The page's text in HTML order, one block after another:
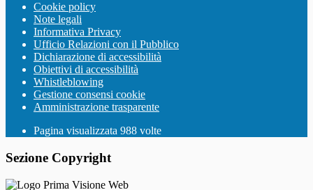
Cookie policy
Note legali
Informativa Privacy
Ufficio Relazioni con il Pubblico
Dichiarazione di accessibilità
Obiettivi di accessibilità
Whistleblowing
Gestione consensi cookie
Amministrazione trasparente
Pagina visualizzata 988 volte
Sezione Copyright